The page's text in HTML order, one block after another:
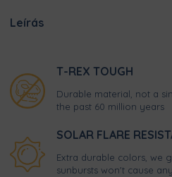
Leírás
T-REX TOUGH
Durable material, not a
the past 60 million years
SOLAR FLARE
Extra durable colors, we
sunbursts won't cause